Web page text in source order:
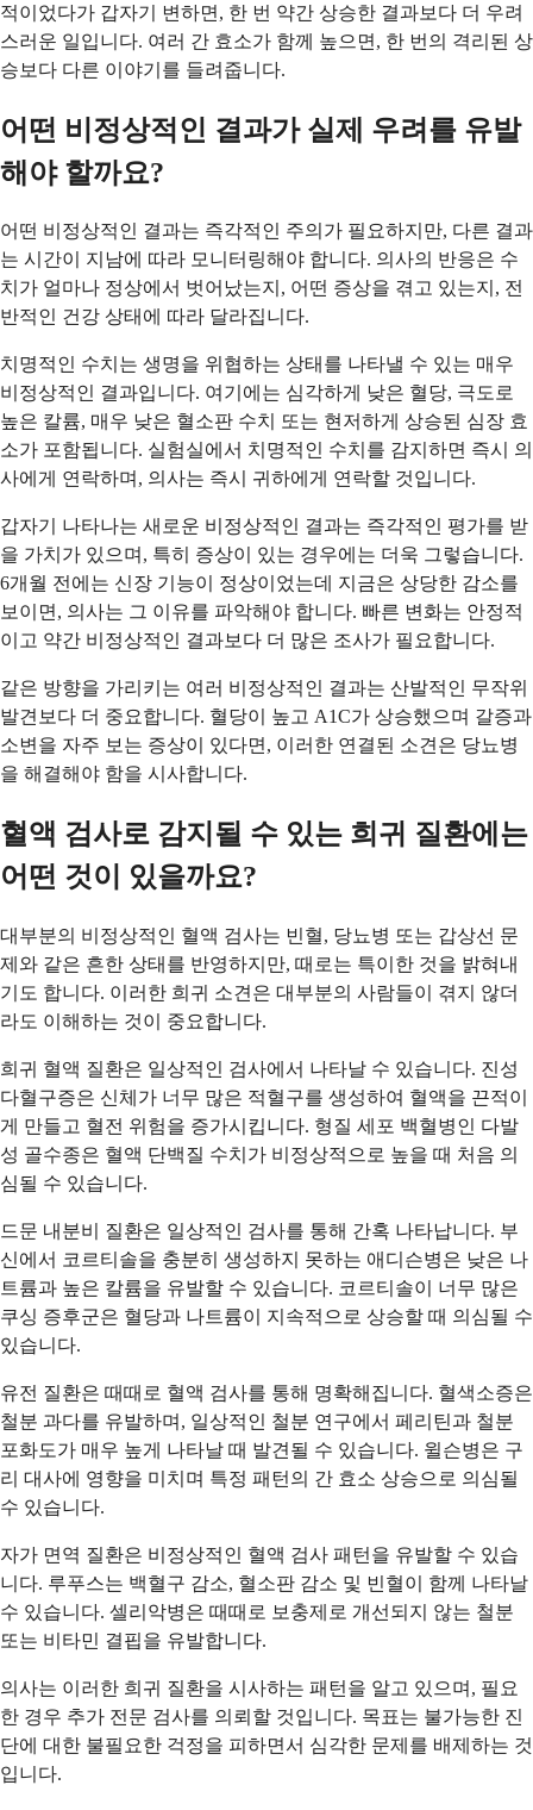
적이었다가 갑자기 변하면, 한 번 약간 상승한 결과보다 더 우려
스러운 일입니다. 여러 간 효소가 함께 높으면, 한 번의 격리된 상
승보다 다른 이야기를 들려줍니다.
어떤 비정상적인 결과가 실제 우려를 유발
해야 할까요?
어떤 비정상적인 결과는 즉각적인 주의가 필요하지만, 다른 결과
는 시간이 지남에 따라 모니터링해야 합니다. 의사의 반응은 수
치가 얼마나 정상에서 벗어났는지, 어떤 증상을 겪고 있는지, 전
반적인 건강 상태에 따라 달라집니다.
치명적인 수치는 생명을 위협하는 상태를 나타낼 수 있는 매우
비정상적인 결과입니다. 여기에는 심각하게 낮은 혈당, 극도로
높은 칼륨, 매우 낮은 혈소판 수치 또는 현저하게 상승된 심장 효
소가 포함됩니다. 실험실에서 치명적인 수치를 감지하면 즉시 의
사에게 연락하며, 의사는 즉시 귀하에게 연락할 것입니다.
갑자기 나타나는 새로운 비정상적인 결과는 즉각적인 평가를 받
을 가치가 있으며, 특히 증상이 있는 경우에는 더욱 그렇습니다.
6개월 전에는 신장 기능이 정상이었는데 지금은 상당한 감소를
보이면, 의사는 그 이유를 파악해야 합니다. 빠른 변화는 안정적
이고 약간 비정상적인 결과보다 더 많은 조사가 필요합니다.
같은 방향을 가리키는 여러 비정상적인 결과는 산발적인 무작위
발견보다 더 중요합니다. 혈당이 높고 A1C가 상승했으며 갈증과
소변을 자주 보는 증상이 있다면, 이러한 연결된 소견은 당뇨병
을 해결해야 함을 시사합니다.
혈액 검사로 감지될 수 있는 희귀 질환에는
어떤 것이 있을까요?
대부분의 비정상적인 혈액 검사는 빈혈, 당뇨병 또는 갑상선 문
제와 같은 흔한 상태를 반영하지만, 때로는 특이한 것을 밝혀내
기도 합니다. 이러한 희귀 소견은 대부분의 사람들이 겪지 않더
라도 이해하는 것이 중요합니다.
희귀 혈액 질환은 일상적인 검사에서 나타날 수 있습니다. 진성
다혈구증은 신체가 너무 많은 적혈구를 생성하여 혈액을 끈적이
게 만들고 혈전 위험을 증가시킵니다. 형질 세포 백혈병인 다발
성 골수종은 혈액 단백질 수치가 비정상적으로 높을 때 처음 의
심될 수 있습니다.
드문 내분비 질환은 일상적인 검사를 통해 간혹 나타납니다. 부
신에서 코르티솔을 충분히 생성하지 못하는 애디슨병은 낮은 나
트륨과 높은 칼륨을 유발할 수 있습니다. 코르티솔이 너무 많은
쿠싱 증후군은 혈당과 나트륨이 지속적으로 상승할 때 의심될 수
있습니다.
유전 질환은 때때로 혈액 검사를 통해 명확해집니다. 혈색소증은
철분 과다를 유발하며, 일상적인 철분 연구에서 페리틴과 철분
포화도가 매우 높게 나타날 때 발견될 수 있습니다. 윌슨병은 구
리 대사에 영향을 미치며 특정 패턴의 간 효소 상승으로 의심될
수 있습니다.
자가 면역 질환은 비정상적인 혈액 검사 패턴을 유발할 수 있습
니다. 루푸스는 백혈구 감소, 혈소판 감소 및 빈혈이 함께 나타날
수 있습니다. 셀리악병은 때때로 보충제로 개선되지 않는 철분
또는 비타민 결핍을 유발합니다.
의사는 이러한 희귀 질환을 시사하는 패턴을 알고 있으며, 필요
한 경우 추가 전문 검사를 의뢰할 것입니다. 목표는 불가능한 진
단에 대한 불필요한 걱정을 피하면서 심각한 문제를 배제하는 것
입니다.